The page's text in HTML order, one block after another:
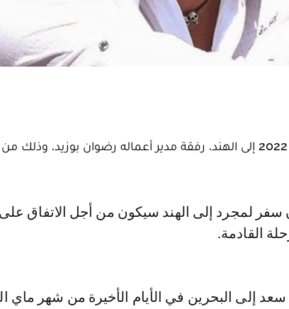
سيتوجه الفنان المغربي سعد لمجرد اليوم الخميس 19 ماي 2022 إلى الهند، رفقة مدير أعماله رضوان
القادمة.
إلى البحرين في الأيام الأخيرة من شهر ماي